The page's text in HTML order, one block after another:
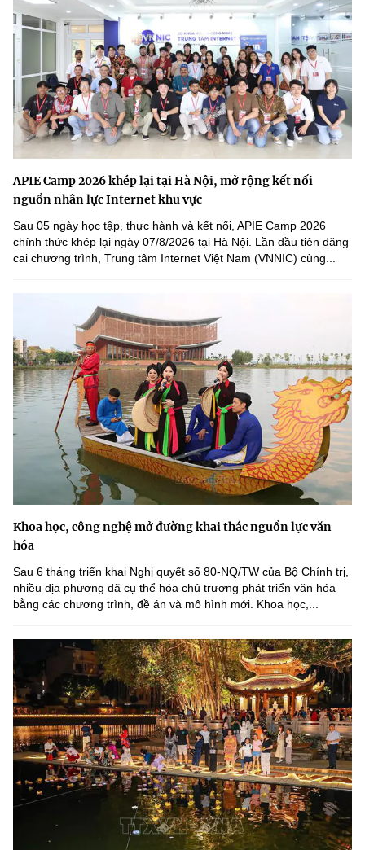
APIE Camp 2026 khép lại tại Hà Nội, mở rộng kết nối
nguồn nhân lực Internet khu vực
Sau 05 ngày học tập, thực hành và kết nối, APIE Camp 2026
chính thức khép lại ngày 07/8/2026 tại Hà Nội. Lần đầu tiên đăng
cai chương trình, Trung tâm Internet Việt Nam (VNNIC) cùng...
Khoa học, công nghệ mở đường khai thác nguồn lực văn
hóa
Sau 6 tháng triển khai Nghị quyết số 80-NQ/TW của Bộ Chính trị,
nhiều địa phương đã cụ thể hóa chủ trương phát triển văn hóa
bằng các chương trình, đề án và mô hình mới. Khoa học,...